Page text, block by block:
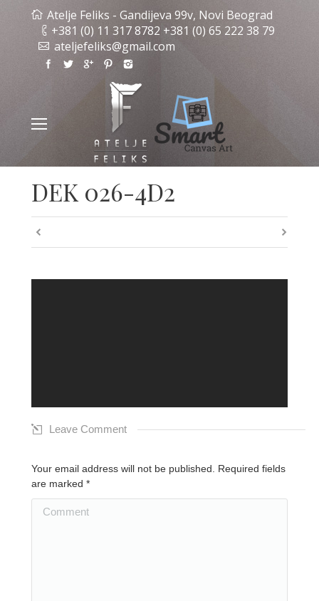
Atelje Feliks - Gandijeva 99v, Novi Beograd
+381 (0) 11 317 8782 +381 (0) 65 222 38 79
ateljefeliks@gmail.com
DEK 026-4D2
Leave Comment
Your email address will not be published. Required fields
are marked *
Comment